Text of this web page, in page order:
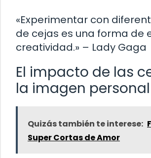
«Experimentar con
de cejas es una forma de
creatividad.» – Lady Gaga
El impacto de las
la imagen personal
Quizás también te interese:
Super Cortas de Amor